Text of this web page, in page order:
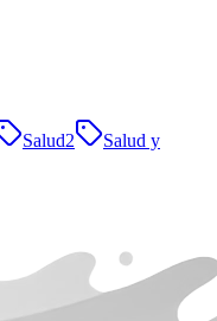
Salud2
Salud y